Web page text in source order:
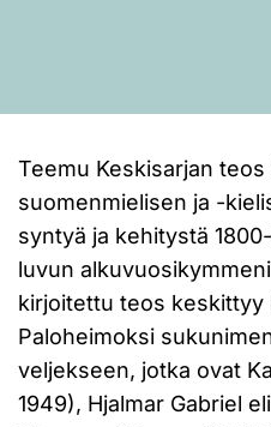
Teemu Keskisarjan
suomenmielisen ja -
syntyä ja kehitystä
luvun
kirjoitettu teos keskittyy
Paloheimoksi
veljekseen, jotka ovat
1949), Hjalmar Gabriel